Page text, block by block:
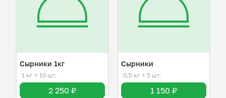
Сырники 1кг
1 кг ≈ 10 шт.
2 250 ₽
Сырники
0,5 кг ≈ 5 шт.
1 150 ₽